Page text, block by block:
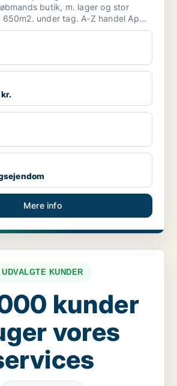
butik, m. lager og stor
bolig. ca- samlet 650m2. under tag. A-Z handel Ap...
Mere info
UDVALGTE KUNDER
kunder
vores